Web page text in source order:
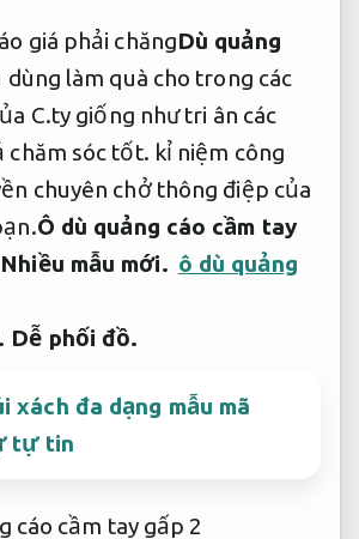
giá phải chăngDù quảng
dùng làm quà cho trong các
C.ty giống như tri ân các
chăm sóc tốt. kỉ niệm công
chuyên chở thông điệp của
Ô dù quảng cáo cầm tay
Nhiều mẫu mới. ô dù quảng
Dễ phối đồ.
xách đa dạng mẫu mã
tự tin
cáo cầm tay gấp 2